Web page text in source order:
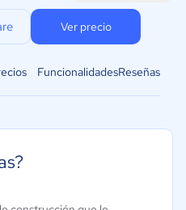
Ver precio
FuncionalidadesReseñas